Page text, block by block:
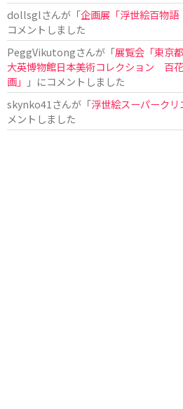
dollsglさんが「企画展「浮世絵百物
コメントしました
PeggVikutongさんが「展覧会「東京
大英博物館日本美術コレクション 百
画」
」にコメントしました
skynko41 さんが「浮世絵スーパーク
メントしました